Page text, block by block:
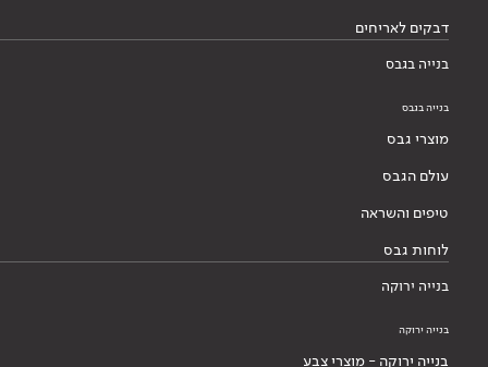
דבקים לאריחים
בנייה בגבס
בנייה בגבס
מוצרי גבס
עולם הגבס
טיפים והשראה
לוחות גבס
בנייה ירוקה
בנייה ירוקה
בנייה ירוקה - מוצרי צבע